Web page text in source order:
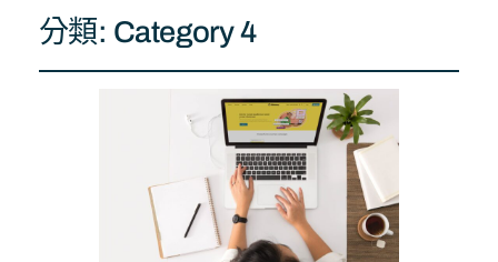
分類: Category 4